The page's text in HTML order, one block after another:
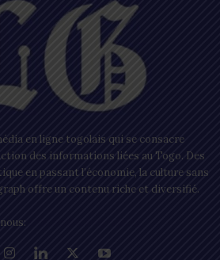
en ligne togolais qui se consacre
des informations liées au Togo. Des
en passant l’économie, la culture sans
offre un contenu riche et diversifié.